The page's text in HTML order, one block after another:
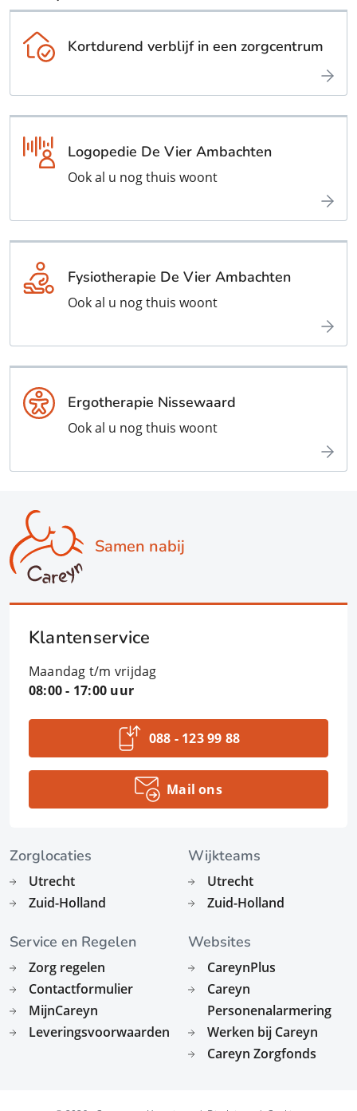
Kortdurend verblijf in een zorgcentrum
Logopedie De Vier Ambachten
Ook al u nog thuis woont
Fysiotherapie De Vier Ambachten
Ook al u nog thuis woont
Ergotherapie Nissewaard
Ook al u nog thuis woont
Samen nabij
Klantenservice
Maandag t/m vrijdag
08:00 - 17:00 uur
088 - 123 99 88
Mail ons
Zorglocaties
Utrecht
Zuid-Holland
Wijkteams
Utrecht
Zuid-Holland
Service en Regelen
Zorg regelen
Contactformulier
MijnCareyn
Leveringsvoorwaarden
Websites
CareynPlus
Careyn
Personenalarmering
Werken bij Careyn
Careyn Zorgfonds